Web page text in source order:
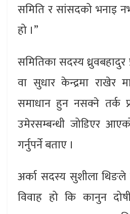
समिति र सांसदको भनाइ
हो ।”
समितिका सदस्य
वा सुधार केन्द्रमा राखेर
समाधान हुन नसक्ने तर्क
उमेरसम्बन्धी जोडिएर आएको
गर्नुपर्ने बताए ।
अर्का सदस्य सुशीला
विवाह हो कि कानुन